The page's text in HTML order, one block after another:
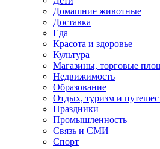
Домашние животные
Доставка
Еда
Красота и здоровье
Культура
Магазины, торговые
Недвижимость
Образование
Отдых, туризм и
Праздники
Промышленность
Связь и СМИ
Спорт